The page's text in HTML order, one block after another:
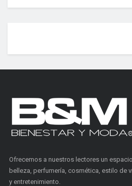
Ofrecemos a nuestros lectores un
belleza, perfumería, cosmética, estilo de
y entretenimiento.